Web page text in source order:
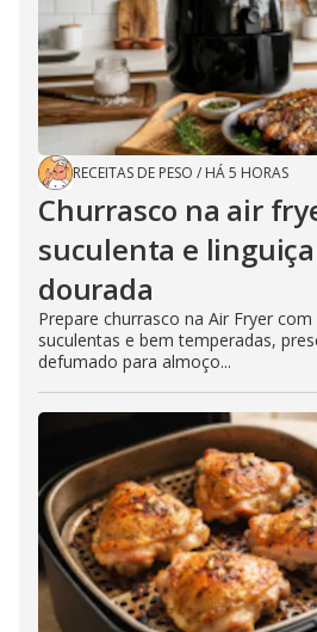
RECEITAS DE PESO / HÁ 5 HORAS
Churrasco na air
suculenta e
dourada
Prepare churrasco na Air Fryer
suculentas e bem temperadas,
defumado para almoço...